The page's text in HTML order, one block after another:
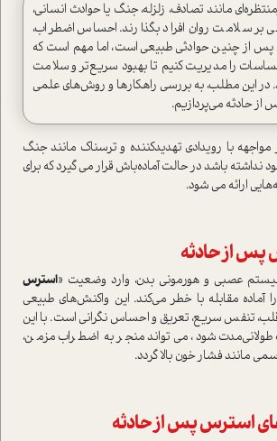
مانند تصادف، زلزله، جنگ یا حوادث انسانی،
بر سلامت روان افراد بگذارند. احساس‌ اضطراب،
پس از چنین حوادثی طبیعی است، اما مهم است که
را مدیریت کنیم تا بهبود سریع‌تر و سلامت
در این مطلب، به بررسی راهکارها و روش‌های علمی
از حادثه می‌پردازیم.
با رویدادی تهدیدکننده و ترسناک مانند جنگ
نداشته باشد در حالت آماده‌باش قرار می گیرد که برای
ارائه می شود.
از حادثه
عصبی و هورمونی بدن، وارد وضعیت «استرس
آماده مقابله با خطر می‌کند. این واکنش‌های طبیعی
تنفس سریع، تعریق و احساس نگرانی است. با این
شود، می‌تواند منجر به اضطراب مزمن،
مانند فشار خون بالا گردد.
استرس پس از حادثه